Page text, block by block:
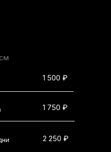
1 500 ₽
2 250 ₽
1 750 ₽